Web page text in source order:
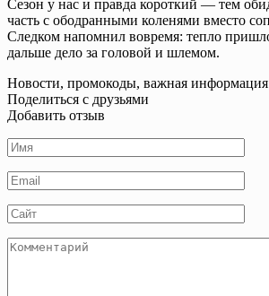
Сезон у нас и правда короткий — тем
часть с ободранными коленями вместо
Следком напомнил вовремя: тепло
дальше дело за головой и шлемом.
Новости, промокоды, важная
Поделиться с друзьями
Добавить отзыв
Имя
*
Email
*
Сайт
Комментарий